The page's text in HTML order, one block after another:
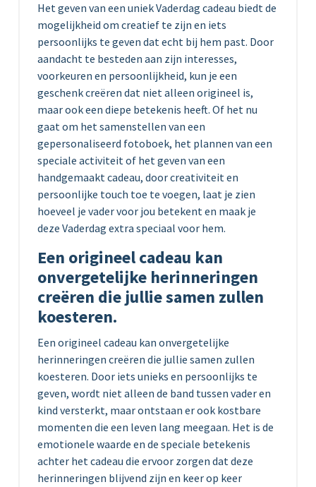
Het geven van een uniek Vaderdag cadeau biedt de
mogelijkheid om creatief te zijn en iets
persoonlijks te geven dat echt bij hem past. Door
aandacht te besteden aan zijn interesses,
voorkeuren en persoonlijkheid, kun je een
geschenk creëren dat niet alleen origineel is,
maar ook een diepe betekenis heeft. Of het nu
gaat om het samenstellen van een
gepersonaliseerd fotoboek, het plannen van een
speciale activiteit of het geven van een
handgemaakt cadeau, door creativiteit en
persoonlijke touch toe te voegen, laat je zien
hoeveel je vader voor jou betekent en maak je
deze Vaderdag extra speciaal voor hem.
Een origineel cadeau kan
onvergetelijke herinneringen
creëren die jullie samen zullen
koesteren.
Een origineel cadeau kan onvergetelijke
herinneringen creëren die jullie samen zullen
koesteren. Door iets unieks en persoonlijks te
geven, wordt niet alleen de band tussen vader en
kind versterkt, maar ontstaan er ook kostbare
momenten die een leven lang meegaan. Het is de
emotionele waarde en de speciale betekenis
achter het cadeau die ervoor zorgen dat deze
herinneringen blijvend zijn en keer op keer